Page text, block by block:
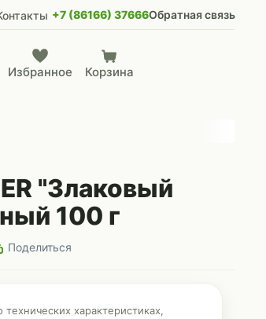
+7 (86166) 37666Обратная связь
Избранное Корзина
"Злаковый
100 г
Поделиться
характеристиках,